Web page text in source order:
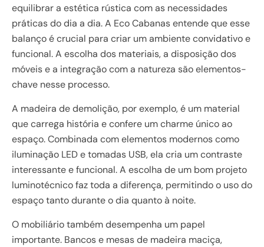
equilibrar a estética rústica com as necessidades
práticas do dia a dia. A Eco Cabanas entende que esse
balanço é crucial para criar um ambiente convidativo e
funcional. A escolha dos materiais, a disposição dos
móveis e a integração com a natureza são elementos-
chave nesse processo.
A madeira de demolição, por exemplo, é um material
que carrega história e confere um charme único ao
espaço. Combinada com elementos modernos como
iluminação LED e tomadas USB, ela cria um contraste
interessante e funcional. A escolha de um bom projeto
luminotécnico faz toda a diferença, permitindo o uso do
espaço tanto durante o dia quanto à noite.
O mobiliário também desempenha um papel
importante. Bancos e mesas de madeira maciça,